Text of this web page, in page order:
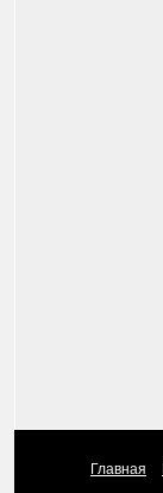
Главная